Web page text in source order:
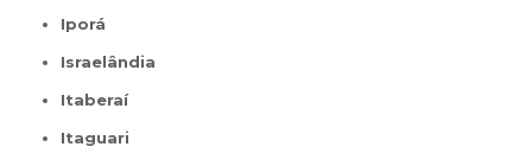
Iporá
Israelândia
Itaberaí
Itaguari